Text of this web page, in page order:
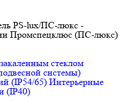
PS-lux/ПС-люкс -
Промспецклюс (ПС-люкс)
стеклом
системы)
(IP54/65) Интерьерные
(IP40)